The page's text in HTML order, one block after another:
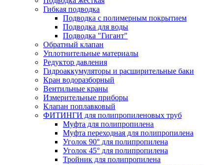
Гибкая подводка
Подводка с полимерным покрытием
Подводка для воды
Подводка "Гигант"
Обратный клапан
Уплотнительные материалы
Редуктор давления
Гидроаккумуляторы и расширительные баки
Кран водоразборный
Вентильные краны
Измерительные приборы
Клапан поплавковый
ФИТИНГИ для полипропиленовых труб
Муфта для полипропилена
Муфта переходная для полипропилена
Уголок 90° для полипропилена
Уголок 45° для полипропилена
Тройник для полипропилена